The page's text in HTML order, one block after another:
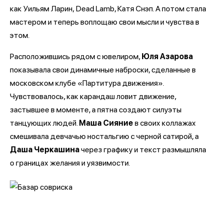
как Уильям Ларин, Dead Lamb, Катя Снэп. А потом стала
мастером и теперь воплощаю свои мысли и чувства в
этом.
Расположившись рядом с ювелиром, Юля Азарова
показывала свои динамичные наброски, сделанные в
московском клубе «Партитура движения».
Чувствовалось, как карандаш ловит движение,
застывшее в моменте, а пятна создают силуэты
танцующих людей. Маша Сияние в своих коллажах
смешивала девчачью ностальгию с черной сатирой, а
Даша Черкашиначерез графику и текст размышляла
о границах желания и уязвимости.